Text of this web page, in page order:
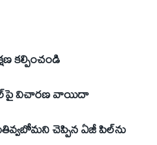
కల్పించండి
విచారణ వాయిదా
చెప్పిన ఏజీ పిల్‌ను